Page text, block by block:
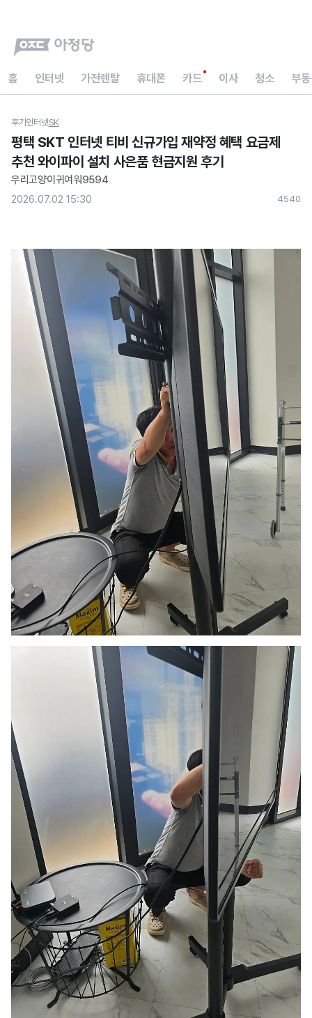
홈 인터넷 가전렌탈 휴대폰 카드 이사 청소 부
후기 인터넷SK
평택 SKT 인터넷 티비 신규가입 재약정 혜택 요금제
추천 와이파이 설치 사은품 현금지원 후기
우리고양이귀여워9594
2026.07.02 15:30
4540